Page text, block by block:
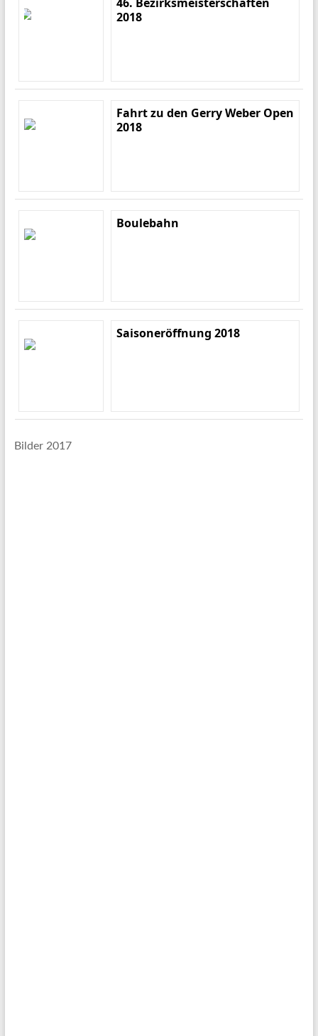
2018
Fahrt zu den Gerry Weber Open
2018
Boulebahn
Saisoneröffnung 2018
Bilder 2017